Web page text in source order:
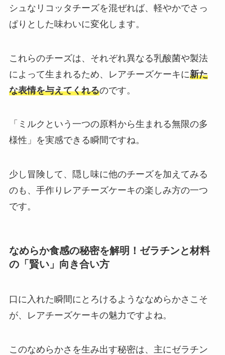
シュなリコッタチーズを混ぜれば、軽やかでさっ
ぱりとした味わいに変化します。
これらのチーズは、それぞれ異なる乳酸菌や製法
によって生まれるため、レアチーズケーキに新た
な表情を与えてくれるのです。
「ミルクという一つの原料から生まれる無限の多
様性」を実感できる瞬間ですね。
少し冒険して、隠し味に他のチーズを加えてみる
のも、手作りレアチーズケーキの楽しみ方の一つ
です。
なめらか食感の秘密を解明！ゼラチンと材料
の「賢い」向き合い方
口に入れた瞬間にとろけるようななめらかさこそ
が、レアチーズケーキの魅力ですよね。
このなめらかさを生み出す秘密は、主にゼラチン